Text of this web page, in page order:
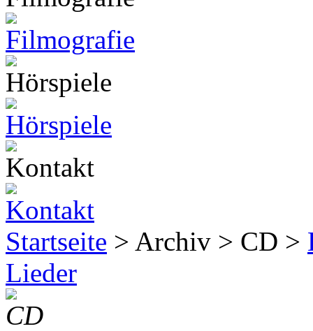
Startseite > Archiv > CD >
Lieder
CD